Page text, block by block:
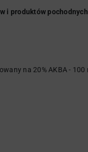
i produktów
na 20% AKBA - 100